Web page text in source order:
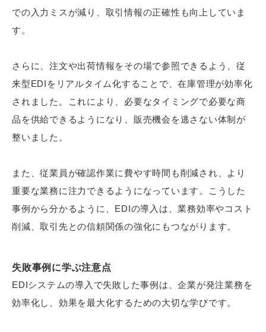
での入力ミスが減り、取引情報の正確性も向上していま
す。
さらに、注文や出荷情報をその場で参照できるよう、従
来型EDIをリアルタイム化することで、在庫管理が効率化
されました。これにより、必要なタイミングで必要な商
品を供給できるようになり、販売機会を逃さない体制が
整いました。
また、従業員が確認作業に費やす時間も削減され、より
重要な業務に注力できるようになっています。こうした
事例から分かるように、EDIの導入は、業務効率やコスト
削減、取引先との信頼関係の強化にもつながります。
失敗事例に学ぶ注意点
EDIシステムの導入で失敗した事例は、企業が発注業務を
効率化し、効果を最大化するための大切な学びです。